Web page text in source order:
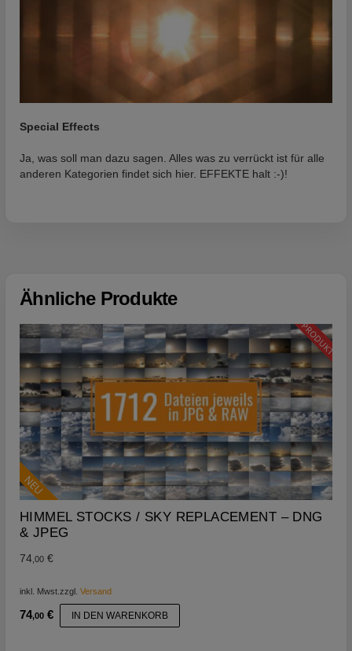
Special Effects
Ja, was soll man dazu sagen. Alles was zu verrückt ist für alle
anderen Kategorien findet sich hier. EFFEKTE halt :-)!
Ähnliche Produkte
PRODUKT
NEU
HIMMEL STOCKS / SKY REPLACEMENT – DNG
& JPEG
74 ,00 €
inkl. Mwst. zzgl. Versand
74,00 € IN DEN WARENKORB